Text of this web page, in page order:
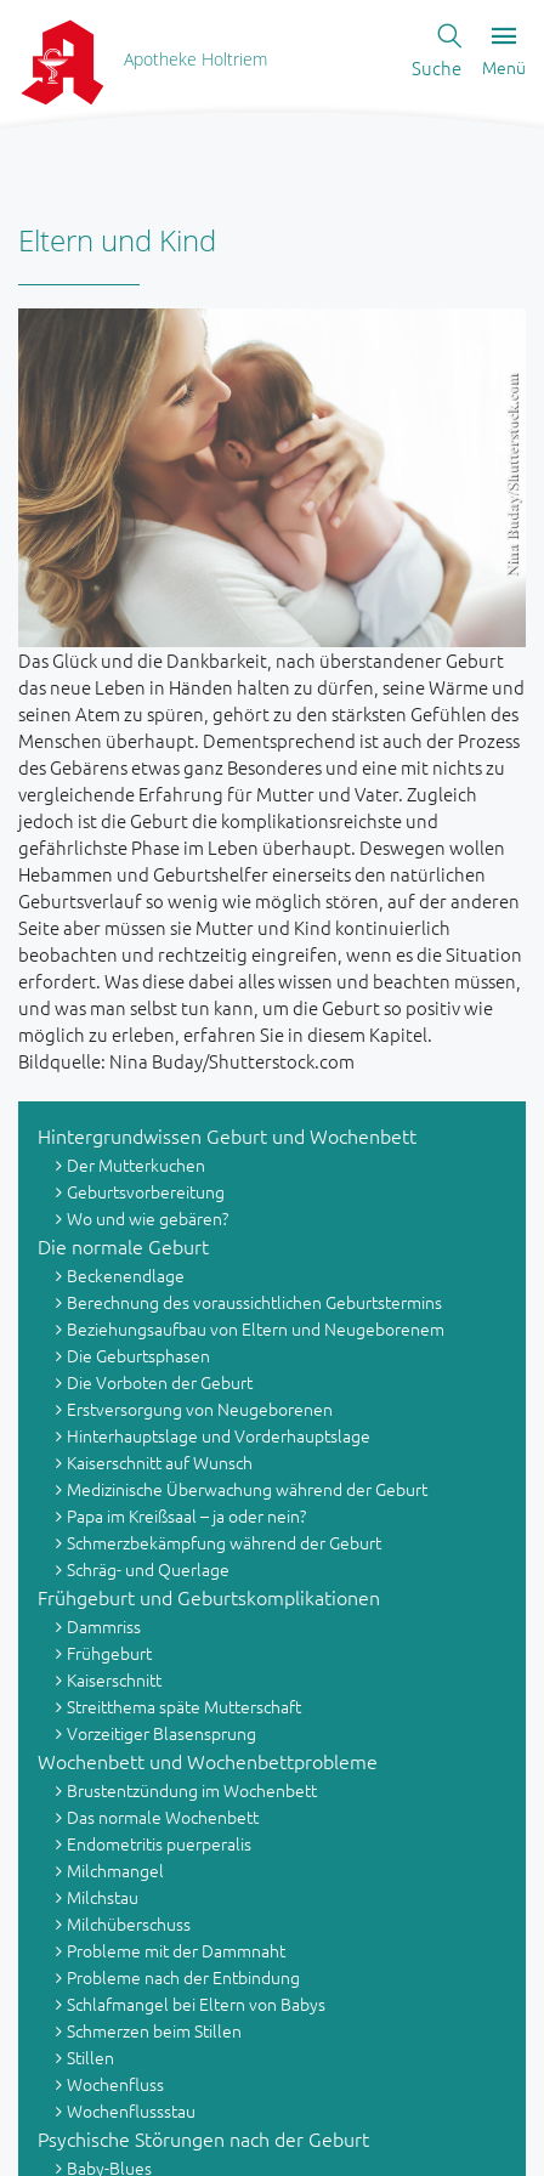
Apotheke Holtriem Suche Menü
Eltern und Kind
Das Glück und die Dankbarkeit, nach überstandener Geburt
das neue Leben in Händen halten zu dürfen, seine Wärme und
seinen Atem zu spüren, gehört zu den stärksten Gefühlen des
Menschen überhaupt. Dementsprechend ist auch der Prozess
des Gebärens etwas ganz Besonderes und eine mit nichts zu
vergleichende Erfahrung für Mutter und Vater. Zugleich
jedoch ist die Geburt die komplikationsreichste und
gefährlichste Phase im Leben überhaupt. Deswegen wollen
Hebammen und Geburtshelfer einerseits den natürlichen
Geburtsverlauf so wenig wie möglich stören, auf der anderen
Seite aber müssen sie Mutter und Kind kontinuierlich
beobachten und rechtzeitig eingreifen, wenn es die Situation
erfordert. Was diese dabei alles wissen und beachten müssen,
und was man selbst tun kann, um die Geburt so positiv wie
möglich zu erleben, erfahren Sie in diesem Kapitel.
Bildquelle: Nina Buday/Shutterstock.com
Hintergrundwissen Geburt und Wochenbett
Der Mutterkuchen
Geburtsvorbereitung
Wo und wie gebären?
Die normale Geburt
Beckenendlage
Berechnung des voraussichtlichen Geburtstermins
Beziehungsaufbau von Eltern und Neugeborenem
Die Geburtsphasen
Die Vorboten der Geburt
Erstversorgung von Neugeborenen
Hinterhauptslage und Vorderhauptslage
Kaiserschnitt auf Wunsch
Medizinische Überwachung während der Geburt
Papa im Kreißsaal – ja oder nein?
Schmerzbekämpfung während der Geburt
Schräg- und Querlage
Frühgeburt und Geburtskomplikationen
Dammriss
Frühgeburt
Kaiserschnitt
Streitthema späte Mutterschaft
Vorzeitiger Blasensprung
Wochenbett und Wochenbettprobleme
Brustentzündung im Wochenbett
Das normale Wochenbett
Endometritis puerperalis
Milchmangel
Milchstau
Milchüberschuss
Probleme mit der Dammnaht
Probleme nach der Entbindung
Schlafmangel bei Eltern von Babys
Schmerzen beim Stillen
Stillen
Wochenfluss
Wochenflussstau
Psychische Störungen nach der Geburt
Baby-Blues